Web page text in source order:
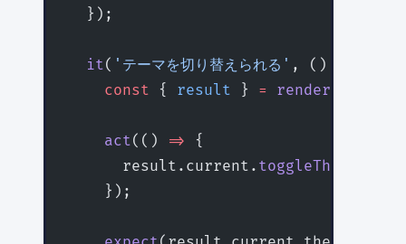
  });
  it
( 'テーマを切り替えられる' , ()
    const
{ result } = renderHook
    act
(() => {
      result.current.
toggleTheme
    });